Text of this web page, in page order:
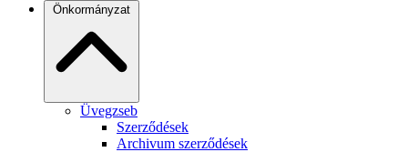
Önkormányzat
Üvegzseb
Szerződések
Archivum szerződések